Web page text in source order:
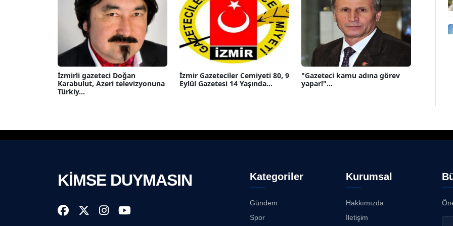
İzmirli gazeteci Doğan
Karabulut, Azeri televizyonuna
Türkiy...
İzmir Gazeteciler Cemiyeti 80, 9
Eylül Gazetesi 14 Yaşında...
"Gazeteci kamu adına görev
yapar!"...
KİMSE DUYMASIN Kategoriler
Gündem
Spor
Kurumsal
Hakkımızda
İletişim